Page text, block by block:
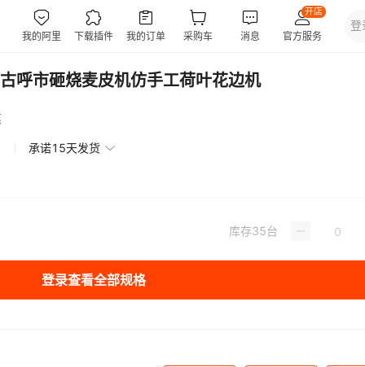
呼市砸烧麦皮机仿手工荷叶花边机
承诺15天发货
库存35台
登录查看全部规格